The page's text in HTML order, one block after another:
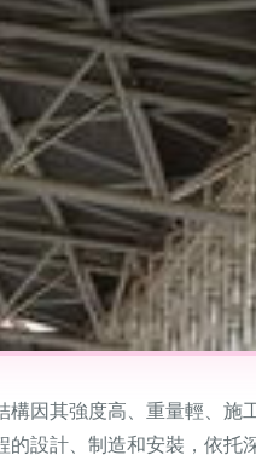
構因其強度高、重量輕、
的設計、制造和安裝，依